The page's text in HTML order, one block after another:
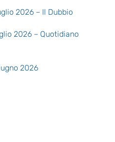
2026 – Il Dubbio
2026 – Quotidiano
2026